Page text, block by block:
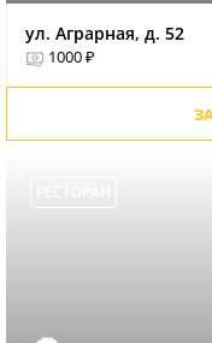
ул. Аграрная, д. 52
1000 ₽